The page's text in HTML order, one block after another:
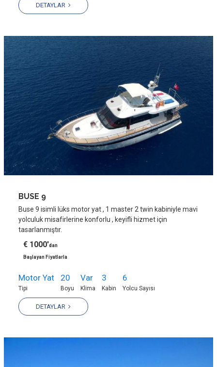
DETAYLAR
BUSE 9
Buse 9 isimli lüks motor yat , 1 master 2 twin kabiniyle mavi
yolculuk misafirlerine konforlu , keyifli hizmet için
tasarlanmıştır.
€ 1000'dan
Başlayan Fiyatlarla
Motor Yat
Tipi
20
Boyu
Var
Klima
3
Kabin
6
Yolcu Sayısı
DETAYLAR